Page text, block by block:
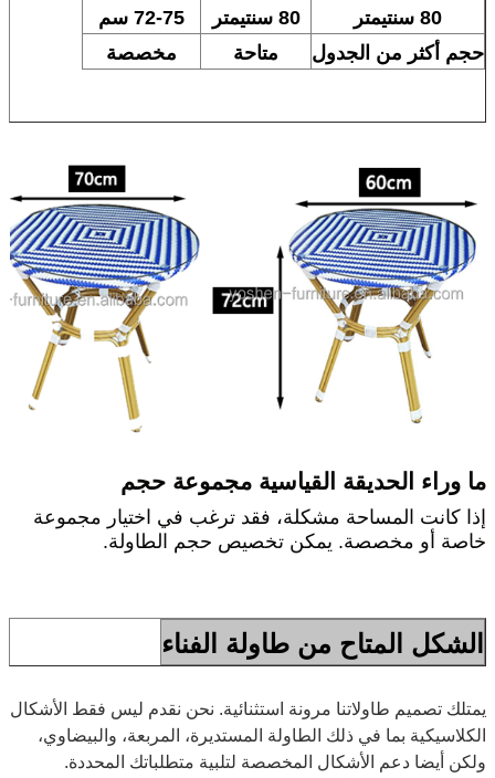
80 سنتيمتر
80 سنتيمتر
72-75 سم
حجم أكثر من الجدول
متاحة مخصصة
ما وراء الحديقة القياسية مجموعة حجم
إذا كانت المساحة مشكلة، فقد ترغب في اختيار مجموعة
خاصة أو مخصصة. يمكن تخصيص حجم الطاولة.
الشكل المتاح من طاولة الفناء
يمتلك تصميم طاولاتنا مرونة استثنائية. نحن نقدم ليس فقط الأشكال
الكلاسيكية بما في ذلك الطاولة المستديرة، المربعة، والبيضاوي،
ولكن أيضا دعم الأشكال المخصصة لتلبية متطلباتك المحددة.